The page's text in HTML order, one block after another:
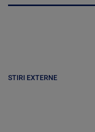
STIRI EXTERNE